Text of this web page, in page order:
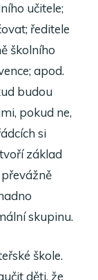
učitele;
ředitele
školního
apod.
budou
pokud ne,
si
základ
skupinu.
škole.
děti, že